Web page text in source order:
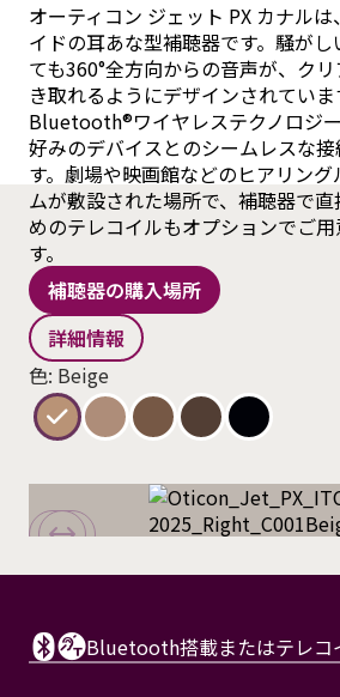
オーティコン ジェット PX カナルは
イドの耳あな型補聴器です。騒が
ても360°全方向からの音声が、ク
き取れるようにデザインされていま
Bluetooth®ワイヤレステクノロジ
好みのデバイスとのシームレスな
す。劇場や映画館などのヒアリング
ムが敷設された場所で、補聴器で
めのテレコイルもオプションでご
す。
補聴器の購入場所
詳細情報
色: Beige
Bluetooth搭載またはテレコ